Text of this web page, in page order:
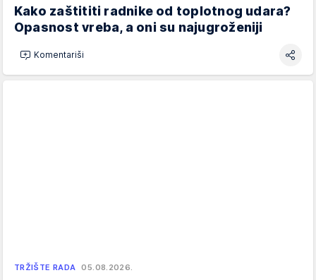
Kako zaštititi radnike od toplotnog udara?
Opasnost vreba, a oni su najugroženiji
Komentariši
TRŽIŠTE RADA 05.08.2026.